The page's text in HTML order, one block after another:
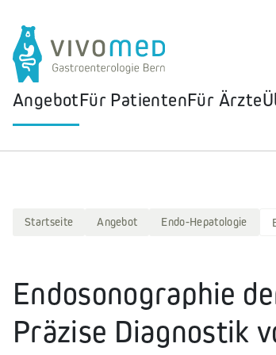
AngebotFür PatientenFür Ärzte
Startseite Angebot Endo-Hepatologie
Endosonographie
Präzise Diagnostik